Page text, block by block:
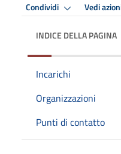
Condividi Vedi
INDICE DELLA PAGINA
Incarichi
Organizzazioni
Punti di contatto